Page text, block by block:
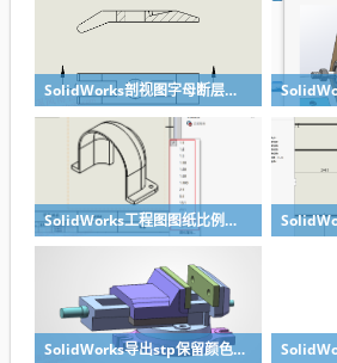
SolidWorks剖视图字母断层无需手动修改，设置一下就好
SolidWorks工程图图纸比例修改快速方法
SolidWorks导出stp保留颜色的关键两点要做到